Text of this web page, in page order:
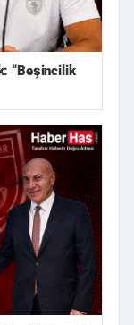
“Beşincilik